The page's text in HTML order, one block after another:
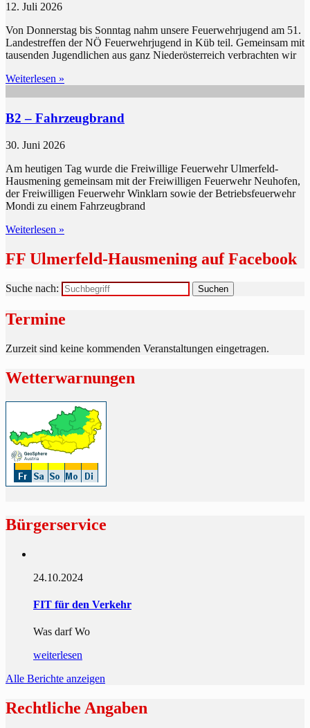
12. Juli 2026
Von Donnerstag bis Sonntag nahm unsere Feuerwehrjugend am 51.
Landestreffen der NÖ Feuerwehrjugend in Küb teil. Gemeinsam mit
tausenden Jugendlichen aus ganz Niederösterreich verbrachten wir
Weiterlesen »
B2 – Fahrzeugbrand
30. Juni 2026
Am heutigen Tag wurde die Freiwillige Feuerwehr Ulmerfeld-
Hausmening gemeinsam mit der Freiwilligen Feuerwehr Neuhofen,
der Freiwilligen Feuerwehr Winklarn sowie der Betriebsfeuerwehr
Mondi zu einem Fahrzeugbrand
Weiterlesen »
FF Ulmerfeld-Hausmening auf Facebook
Suche nach:
Termine
Zurzeit sind keine kommenden Veranstaltungen eingetragen.
Wetterwarnungen
Bürgerservice
24.10.2024
FIT für den Verkehr
Was darf Wo
weiterlesen
Alle Berichte anzeigen
Rechtliche Angaben